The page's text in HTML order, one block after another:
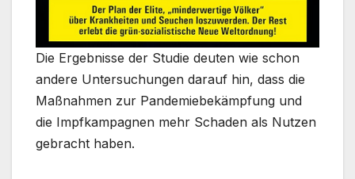
Die Ergebnisse der Studie deuten wie schon
andere Untersuchungen darauf hin, dass die
Maßnahmen zur Pandemiebekämpfung und
die Impfkampagnen mehr Schaden als Nutzen
gebracht haben.